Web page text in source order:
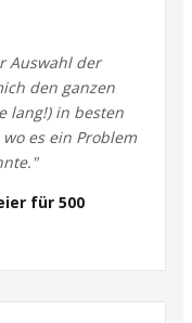
Auswahl der
den ganzen
lang!) in besten
es ein Problem
für 500